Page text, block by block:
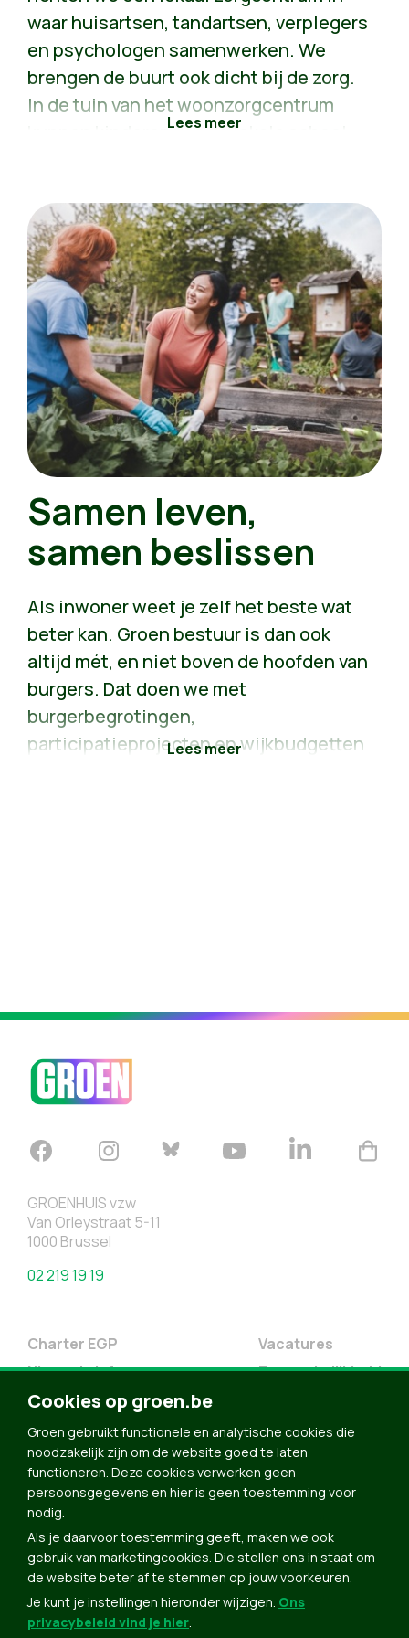
waar huisartsen, tandartsen, verplegers
en psychologen samenwerken. We
brengen de buurt ook dicht bij de zorg.
In de tuin van het woonzorgcentrum
kunnen kinderen van de lokale school
haar groenten leveren. En de patiënten
van het revalidatiecentrum kunnen een
wandeling maken met de honden van
het lokale asiel.
Samen leven,
samen beslissen
Als inwoner weet je zelf het beste wat
beter kan. Groen bestuur is dan ook
altijd mét, en niet boven de hoofden van
burgers. Dat doen we met
burgerbegrotingen,
participatieprojecten en wijkbudgetten
GROENHUIS vzw
Van Orleystraat 5-11
1000 Brussel
02 219 19 19
Charter EGP
Nieuwsbrief
Doe Mee
Contact
Groen in je buurt
Meldpunt
Vacatures
Toegankelijkheid
Word lid
Agenda
Bekijk kalender
Verleng je lidmaatschap
Programma oktober 2024
Cookies op groen.be
Groen gebruikt functionele en analytische cookies die
noodzakelijk zijn om de website goed te laten
functioneren. Deze cookies verwerken geen
persoonsgegevens en hier is geen toestemming voor
nodig.
Als je daarvoor toestemming geeft, maken we ook
gebruik van marketingcookies. Die stellen ons in staat om
de website beter af te stemmen op jouw voorkeuren.
Je kunt je instellingen hieronder wijzigen. Ons
privacybeleid vind je hier.